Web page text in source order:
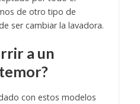
de otro tipo de
ser cambiar la lavadora.
a un
con estos modelos